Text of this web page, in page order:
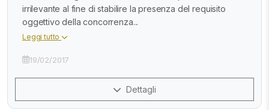
irrilevante al fine di stabilire la presenza del requisito
oggettivo della concorrenza...
Leggi tutto
19/02/2017
Dettagli